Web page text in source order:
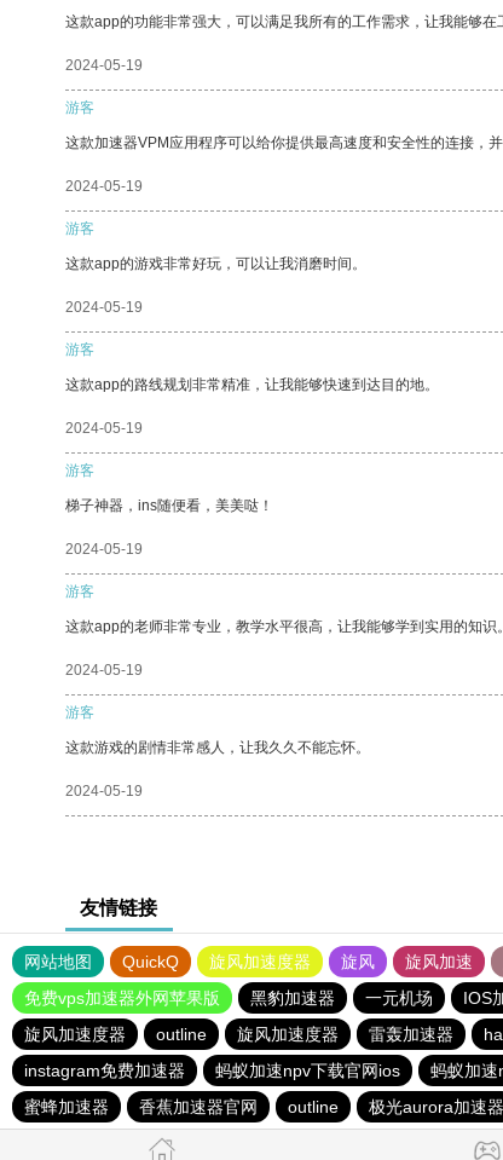
这款app的功能非常强大，可以满足我所有的工作需求，让我能够在
2024-05-19
游客
这款加速器VPM应用程序可以给你提供最高速度和安全性的连接，
2024-05-19
游客
这款app的游戏非常好玩，可以让我消磨时间。
2024-05-19
游客
这款app的路线规划非常精准，让我能够快速到达目的地。
2024-05-19
游客
梯子神器，ins随便看，美美哒！
2024-05-19
游客
这款app的老师非常专业，教学水平很高，让我能够学到实用的知识。
2024-05-19
游客
这款游戏的剧情非常感人，让我久久不能忘怀。
2024-05-19
友情链接
网站地图 QuickQ 旋风加速度器 旋风 旋风加速
免费vps加速器外网苹果版
黑豹加速器 一元机场 IOS
旋风加速度器
outline 旋风加速度器 雷轰加速器
instagram免费加速器
蚂蚁加速npv下载官网ios 蚂蚁加速
蜜蜂加速器
香蕉加速器官网 outline 极光aurora加速器